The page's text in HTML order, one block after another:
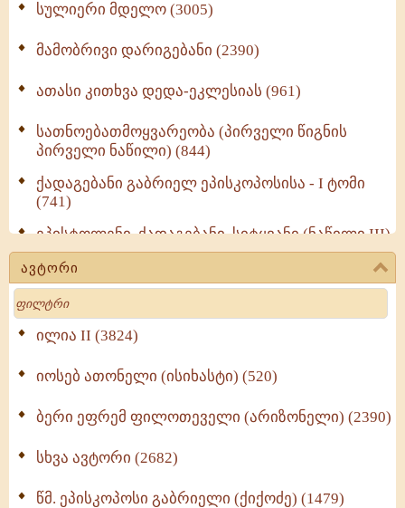
სულიერი მდელო (3005)
მამობრივი დარიგებანი (2390)
ათასი კითხვა დედა-ეკლესიას (961)
სათნოებათმოყვარეობა (პირველი წიგნის
პირველი ნაწილი) (844)
ქადაგებანი გაბრიელ ეპისკოპოსისა - I ტომი
(741)
ეპისტოლენი, ქადაგებანი, სიტყვანი (ნაწილი III)
(723)
მოძღვრის ძალზე სასარგებლო რჩევები
მრევლისათვის (545)
Wisdomge (514)
ქადაგებანი გაბრიელ ეპისკოპოსისა - II ტომი
სულიერი ცხოვრების სახელმძღვანელო -
ნაწილი II (369)
ავტორი
Search
ილია II (3824)
იოსებ ათონელი (ისიხასტი) (520)
ბერი ეფრემ ფილოთეველი (არიზონელი) (2390)
სხვა ავტორი (2682)
წმ. ეპისკოპოსი გაბრიელი (ქიქოძე) (1479)